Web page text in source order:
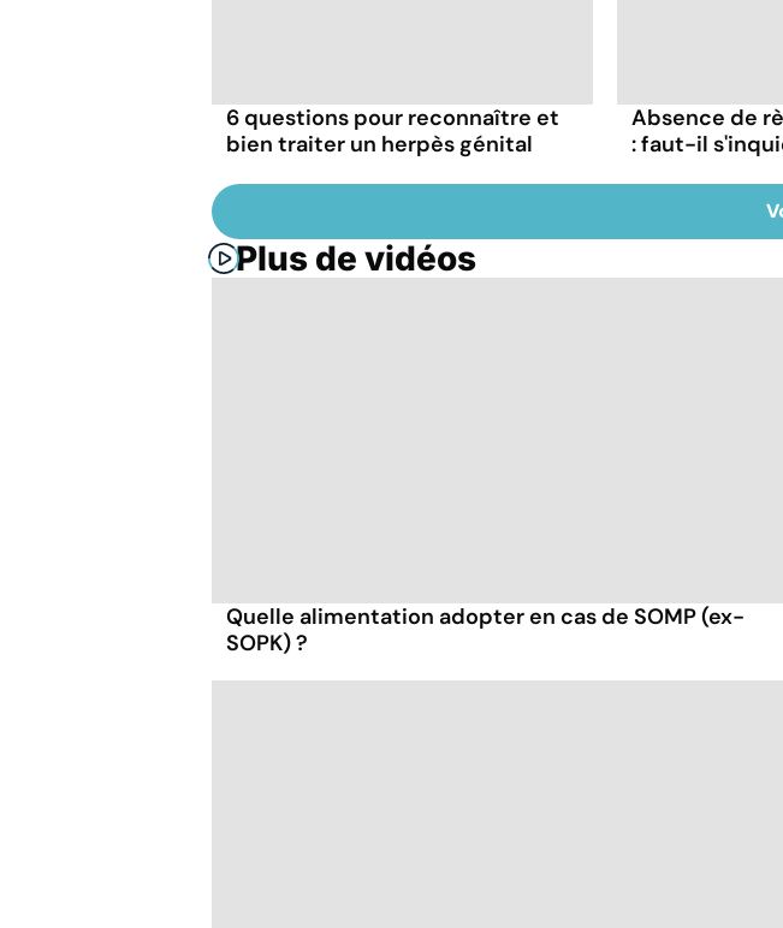
6 questions pour reconnaître et
bien traiter un herpès génital
Absence de
: faut-il
Plus de vidéos
Quelle alimentation adopter en cas de SOMP (ex-
SOPK) ?